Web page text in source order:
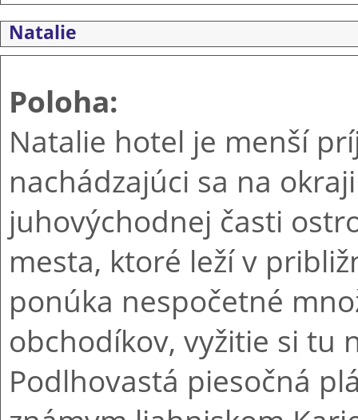
Natalie
Poloha:
Natalie hotel je menší
nachádzajúci sa na
juhovýchodnej časti
mesta, ktoré leží v
ponúka nespočetné
obchodíkov, vyžitie si tu
Podlhovastá piesočná